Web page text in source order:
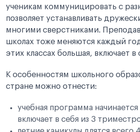
ученикам коммуницировать с
позволяет устанавливать
многими сверстниками.
школах тоже меняются каждый
этих классах большая, включает
К особенностям школьного
стране можно отнести:
учебная программа начинается
включает в себя из 3